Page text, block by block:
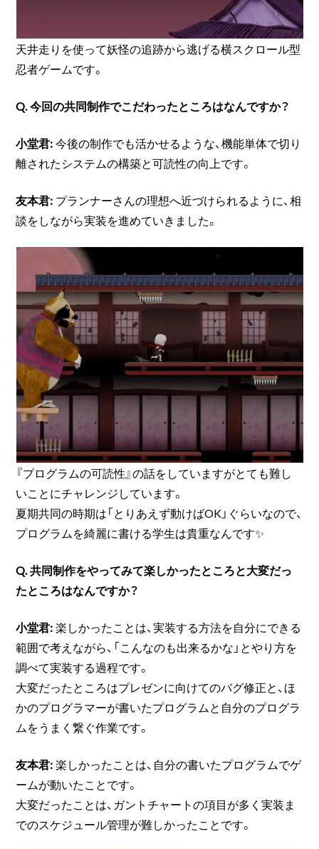
天井走りを使って妖怪の追跡から逃げる横スクロール型
忍者ゲームです。
Q. 今回の共同制作でこだわったところはなんですか？
小堂君:今後の制作でも活かせるような、機能単体で切り
離されたシステムの構築と可読性の向上です。
友本君: プランナーさんの理想へ近づけられるように、相
談をしながら実装を進めていきました。
『プログラムの可読性』の話をしていますがとても難し
いことにチャレンジしています。
夏期共同の時期は「とりあえず動けばOK」ぐらいなので、
プログラムを綺麗に書ける学生は貴重なんです✨
Q. 共同制作をやってみて楽しかったところと大変だっ
たところはなんですか？
小堂君:楽しかったことは、実装する方法を自分にできる
範囲で考えながら、「こんなのも出来るかな」とやり方を
調べて実装する過程です。
大変だったところはプレゼンに向けてのバグ修正と、ほ
かのプログラマーが書いたプログラムと自分のプログラ
ムをうまく繋ぐ作業です。
友本君:楽しかったことは、自分の書いたプログラムでゲ
ームが動いたことです。
大変だったことは、ガントチャートの項目が多く実装ま
でのスケジュール管理が難しかったことです。